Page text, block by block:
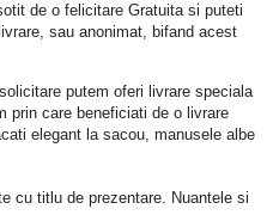
de o felicitare Gratuita si puteti
sau anonimat, bifand acest
putem oferi livrare speciala
prin care beneficiati de o livrare
elegant la sacou, manusele albe
cu titlu de prezentare. Nuantele si